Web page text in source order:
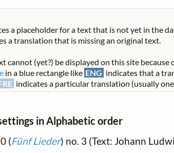
a placeholder for a text that is not yet in the
a translation that is missing an original text.
cannot (yet?) be displayed on this site
in a blue rectangle like ENG indicates that a
indicates a particular translation (usually
in Alphabetic order
(Fünf Lieder) no. 3 (Text: Johann